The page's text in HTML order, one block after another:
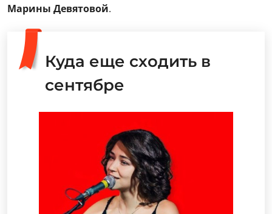
Марины Девятовой.
Куда еще сходить в
сентябре